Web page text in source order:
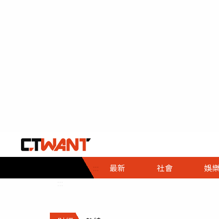
::: 最新 社會
社會首頁
時事
調查
娛樂
娛樂首頁
即時
財經首頁
熱線
政